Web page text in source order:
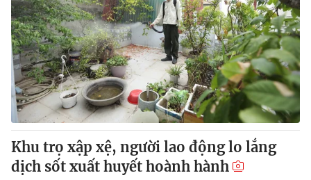
® Cấm sao chép dưới mọi hình thức nếu không có sự chấp
thuận bằng văn bản. Ghi rõ nguồn VTV.vn khi phát hành lại
Khu trọ xập xệ, người lao động lo lắng
dịch sốt xuất huyết hoành hành